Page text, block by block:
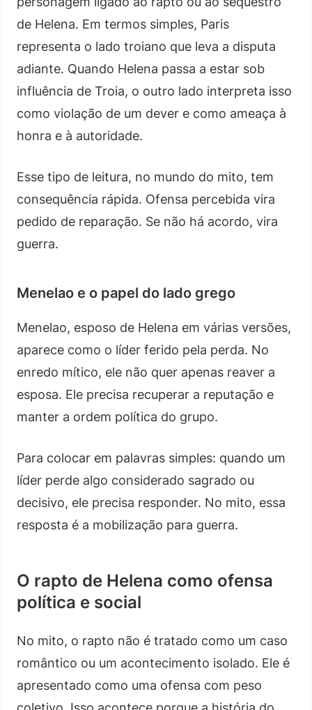
de Helena. Em termos simples, Paris
representa o lado troiano que leva a disputa
adiante. Quando Helena passa a estar sob
influência de Troia, o outro lado interpreta isso
como violação de um dever e como ameaça à
honra e à autoridade.
Esse tipo de leitura, no mundo do mito, tem
consequência rápida. Ofensa percebida vira
pedido de reparação. Se não há acordo, vira
guerra.
Menelao e o papel do lado grego
Menelao, esposo de Helena em várias versões,
aparece como o líder ferido pela perda. No
enredo mítico, ele não quer apenas reaver a
esposa. Ele precisa recuperar a reputação e
manter a ordem política do grupo.
Para colocar em palavras simples: quando um
líder perde algo considerado sagrado ou
decisivo, ele precisa responder. No mito, essa
resposta é a mobilização para guerra.
O rapto de Helena como ofensa
política e social
No mito, o rapto não é tratado como um caso
romântico ou um acontecimento isolado. Ele é
apresentado como uma ofensa com peso